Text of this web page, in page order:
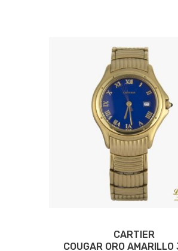
CARTIER
COUGAR ORO AMARILLO